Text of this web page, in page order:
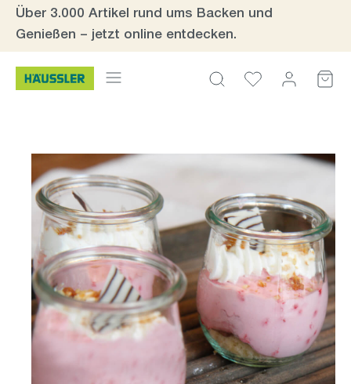
Zum Hauptinhalt springen
Über 3.000 Artikel rund ums Backen und
Genießen – jetzt online entdecken.
Bildergalerie überspringen